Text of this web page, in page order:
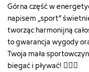
Górna część w
napisem „sport”
tworząc harmonijną
to gwarancja wygody
Twoja mała
biegać i pływać! 🏊‍♀️✨